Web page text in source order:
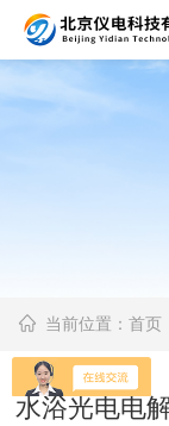
当前位置：首页
水浴光电电